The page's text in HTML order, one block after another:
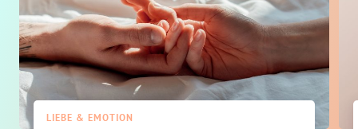
LIEBE & EMOTION